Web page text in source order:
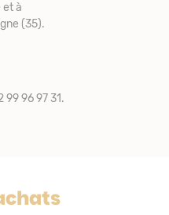
à
(35).
96 97 31.